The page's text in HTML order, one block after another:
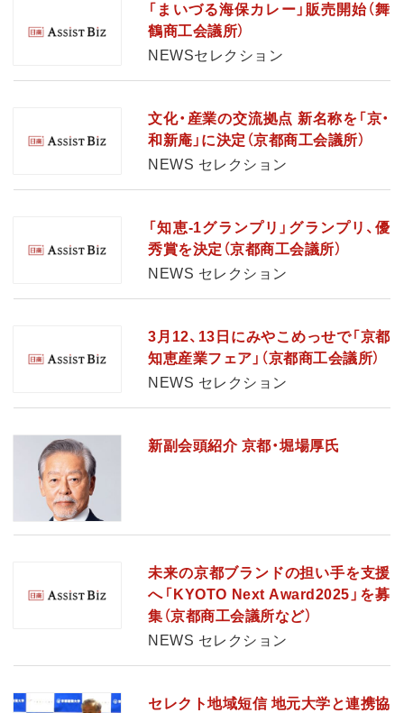
「まいづる海保カレー」販売開始（舞
鶴商工会議所）
NEWSセレクション
文化・産業の交流拠点 新名称を「京・
和新庵」に決定（京都商工会議所）
NEWS セレクション
「知恵-1グランプリ」グランプリ、優
秀賞を決定（京都商工会議所）
NEWS セレクション
3月12、13日にみやこめっせで「京都
知恵産業フェア」（京都商工会議所）
NEWS セレクション
新副会頭紹介 京都・堀場厚氏
未来の京都ブランドの担い手を支援
へ「KYOTO Next Award2025」を募
集（京都商工会議所など）
NEWS セレクション
セレクト地域短信 地元大学と連携協